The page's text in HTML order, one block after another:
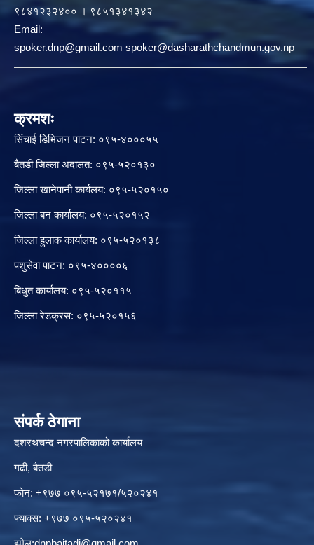
९८४१२३२४०० । ९८५१३४१३४२
Email:
spoker.dnp@gmail.com spoker@dasharathchandmun.gov.np
क्रमशः
सिंचाई डिभिजन पाटन: ०९५-४०००५५
बैतडी जिल्ला अदालत: ०९५-५२०१३०
जिल्ला खानेपानी कार्यलय: ०९५-५२०१५०
जिल्ला बन कार्यालय: ०९५-५२०१५२
जिल्ला हुलाक कार्यालय: ०९५-५२०१३८
पशुसेवा पाटन: ०९५-४००००६
बिधुत कार्यालय: ०९५-५२०११५
जिल्ला रेडक्रस: ०९५-५२०१५६
संपर्क ठेगाना
दशरथचन्द नगरपालिकाको कार्यालय
गढी, बैतडी
फोन: +९७७ ०९५-५२१७१/५२०२४१
फ्याक्स: +९७७ ०९५-५२०२४१